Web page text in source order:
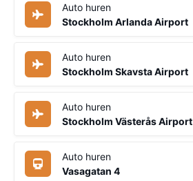
Auto huren
Stockholm Arlanda Airport
Auto huren
Stockholm Skavsta Airport
Auto huren
Stockholm Västerås Airport
Auto huren
Vasagatan 4